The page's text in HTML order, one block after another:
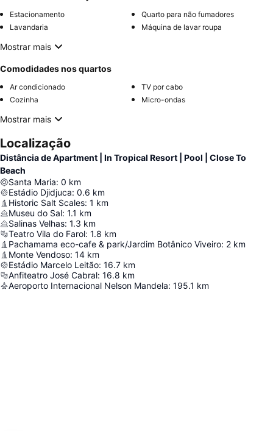
Estacionamento
Quarto para não fumadores
Lavandaria
Máquina de lavar roupa
Mostrar mais
Comodidades nos quartos
Ar condicionado
TV por cabo
Cozinha
Micro-ondas
Mostrar mais
Localização
Distância de Apartment | In Tropical Resort | Pool | Close To
Beach
Santa Maria: 0 km
Estádio Djidjuca: 0.6 km
Historic Salt Scales: 1 km
Museu do Sal: 1.1 km
Salinas Velhas: 1.3 km
Teatro Vila do Farol: 1.8 km
Pachamama eco-cafe & park/Jardim Botânico Viveiro: 2 km
Monte Vendoso: 14 km
Estádio Marcelo Leitão: 16.7 km
Anfiteatro José Cabral: 16.8 km
Aeroporto Internacional Nelson Mandela: 195.1 km